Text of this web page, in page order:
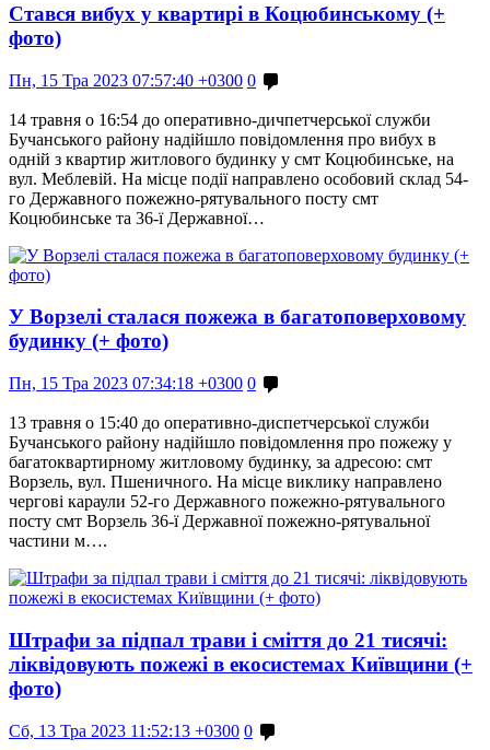
Стався вибух у квартирі в Коцюбинському (+
фото)
Пн, 15 Тра 2023 07:57:40 +0300 0
14 травня о 16:54 до оперативно-дичпетчерської служби
Бучанського району надійшло повідомлення про вибух в
одній з квартир житлового будинку у смт Коцюбинське, на
вул. Меблевій. На місце події направлено особовий склад 54-
го Державного пожежно-рятувального посту смт
Коцюбинське та 36-ї Державної…
У Ворзелі сталася пожежа в багатоповерховому
будинку (+ фото)
Пн, 15 Тра 2023 07:34:18 +0300 0
13 травня о 15:40 до оперативно-диспетчерської служби
Бучанського району надійшло повідомлення про пожежу у
багатоквартирному житловому будинку, за адресою: смт
Ворзель, вул. Пшеничного. На місце виклику направлено
чергові караули 52-го Державного пожежно-рятувального
посту смт Ворзель 36-ї Державної пожежно-рятувальної
частини м….
Штрафи за підпал трави і сміття до 21 тисячі:
ліквідовують пожежі в екосистемах Київщини (+
фото)
Сб, 13 Тра 2023 11:52:13 +0300 0